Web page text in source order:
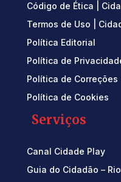
Código de Ética |
Termos de Uso |
Política Editorial
Política de
Política de Correções
Política de Cookies
Serviços
Canal Cidade Play
Guia do Cidadão –